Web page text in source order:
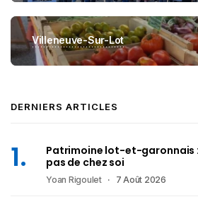
Villeneuve-Sur-Lot
DERNIERS ARTICLES
Patrimoine lot-et-garonnais
pas de chez soi
Yoan Rigoulet 7 Août 2026